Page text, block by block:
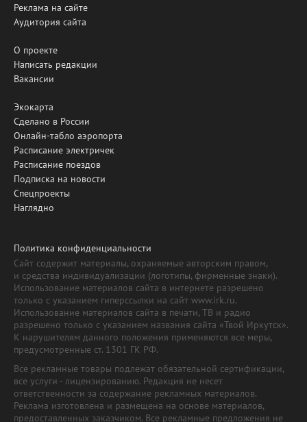
Реклама на сайте
Аудитория сайта
О проекте
Написать редакции
Вакансии
Экокарта
Сделано в России
Онлайн-табло аэропорта
Расписание электричек
Расписание поездов
Подписка на новости
Спецпроекты
Наглядно
Политика конфиденциальности
Сайт содержит материалы, охраняемые авторским правом,
и средства индивидуализации (логотипы, фирменные знаки).
Использование материалов сайта в интернете разрешено
только с указанием гиперссылки на сайт www.irk.ru.
Использование материалов сайта в печати, ТВ и радио
разрешено только с указанием названия сайта «Твой Иркутск».
К нарушителям данного положения применяются все меры,
предусмотренные ст. 1301 ГК РФ.
Все рекламные товары подлежат обязательной сертификации,
все услуги - лицензированию. Редакция не несет
ответственности за содержание рекламных материалов.
Реклама изготовлена и размещена на основе материалов,
предоставленных заказчиком. Все рекламные предложения не